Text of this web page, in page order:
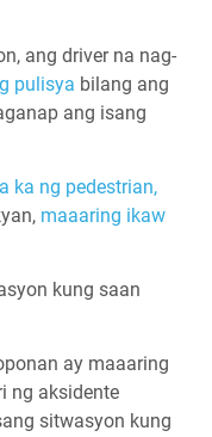
ang driver na nag-
pulisya bilang ang
ang isang
ka ng pedestrian,
maaaring ikaw
kung saan
ay maaaring
ng aksidente
sitwasyon kung